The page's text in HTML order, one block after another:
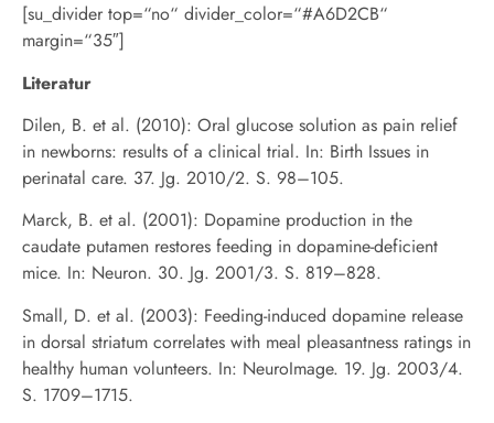
[su_divider top=“no“ divider_color=“#A6D2CB“
margin=“35″]
Literatur
Dilen, B. et al. (2010): Oral glucose solution as pain relief
in newborns: results of a clinical trial. In: Birth Issues in
perinatal care. 37. Jg. 2010/2. S. 98–105.
Marck, B. et al. (2001): Dopamine production in the
caudate putamen restores feeding in dopamine-deficient
mice. In: Neuron. 30. Jg. 2001/3. S. 819–828.
Small, D. et al. (2003): Feeding-induced dopamine release
in dorsal striatum correlates with meal pleasantness ratings in
healthy human volunteers. In: NeuroImage. 19. Jg. 2003/4.
S. 1709–1715.